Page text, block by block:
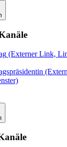
(Externer Link,